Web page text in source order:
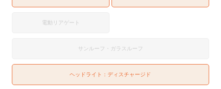
電動リアゲート
サンルーフ・ガラスルーフ
ヘッドライト：ディスチャージド